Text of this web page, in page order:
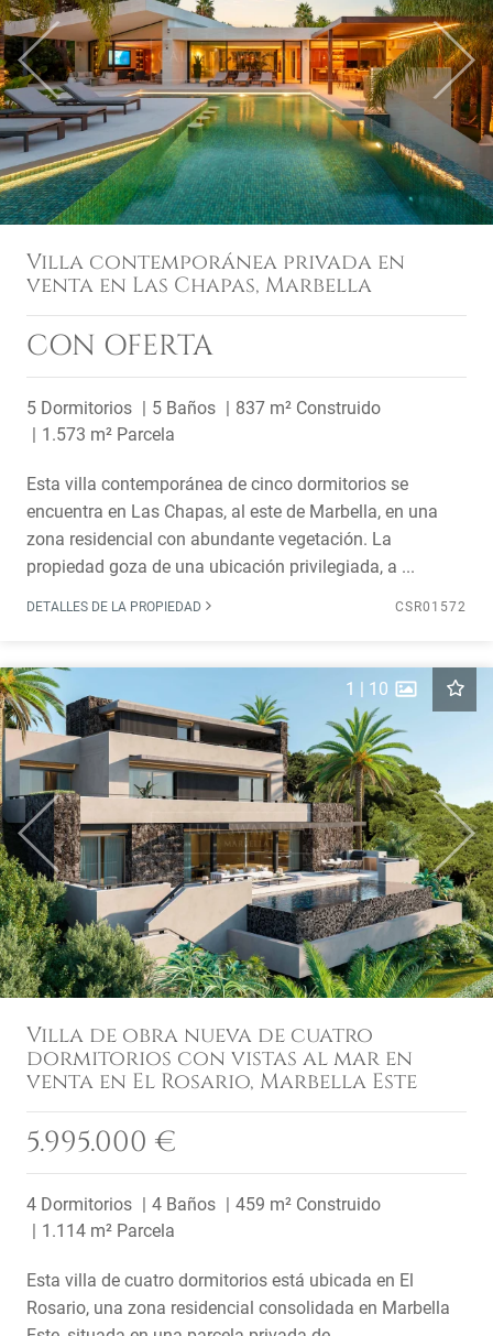
Previous Next
Villa contemporánea privada en
venta en Las Chapas, Marbella
CON OFERTA
5 Dormitorios 5 Baños
837 m² Construido
1.573 m² Parcela
Esta villa contemporánea de cinco dormitorios se
encuentra en Las Chapas, al este de Marbella, en una
zona residencial con abundante vegetación. La
propiedad goza de una ubicación privilegiada, a ...
DETALLES DE LA PROPIEDAD CSR01572
Previous Next
1 | 10
Villa de obra nueva de cuatro
dormitorios con vistas al mar en
venta en El Rosario, Marbella Este
5.995.000 €
4 Dormitorios 4 Baños
459 m² Construido
1.114 m² Parcela
Esta villa de cuatro dormitorios está ubicada en El
Rosario, una zona residencial consolidada en Marbella